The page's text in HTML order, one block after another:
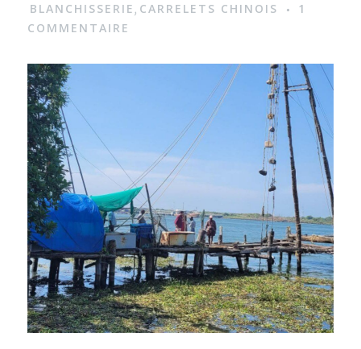
BLANCHISSERIE, CARRELETS CHINOIS
1
COMMENTAIRE